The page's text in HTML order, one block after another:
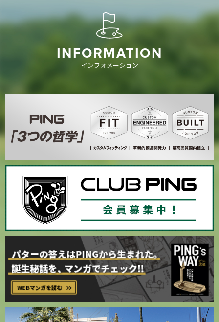
INFORMATION
インフォメーション